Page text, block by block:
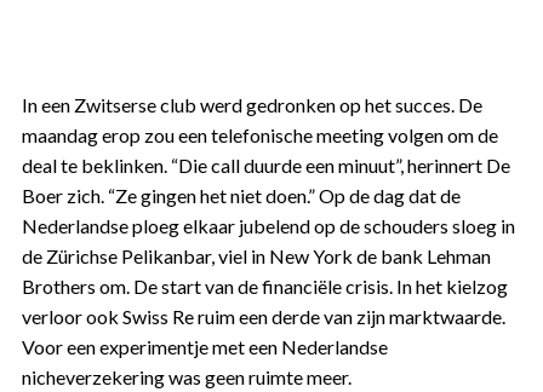
In een Zwitserse club werd gedronken op het succes. De
maandag erop zou een telefonische meeting volgen om de
deal te beklinken. “Die call duurde een minuut”, herinnert De
Boer zich. “Ze gingen het niet doen.” Op de dag dat de
Nederlandse ploeg elkaar jubelend op de schouders sloeg in
de Zürichse Pelikanbar, viel in New York de bank Lehman
Brothers om. De start van de financiële crisis. In het kielzog
verloor ook Swiss Re ruim een derde van zijn marktwaarde.
Voor een experimentje met een Nederlandse
nicheverzekering was geen ruimte meer.